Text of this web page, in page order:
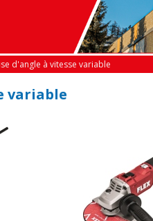
d'angle à vitesse variable
variable